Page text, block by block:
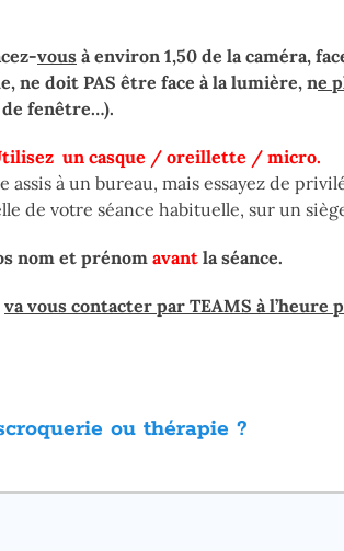
vous à environ 1,50 de la caméra,
ne doit PAS être face à la lumière, ne
fenêtre…).
un casque / oreillette / micro.
assis à un bureau, mais essayez de
de votre séance habituelle, sur un
nom et prénom avant la séance.
va vous contacter par TEAMS à l’heure
ou thérapie ?